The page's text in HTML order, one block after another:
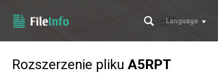
Szukaj
Language
Rozszerzenie pliku A5RPT